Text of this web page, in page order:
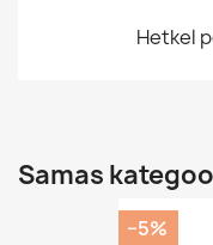
Hetkel
Samas
−5%